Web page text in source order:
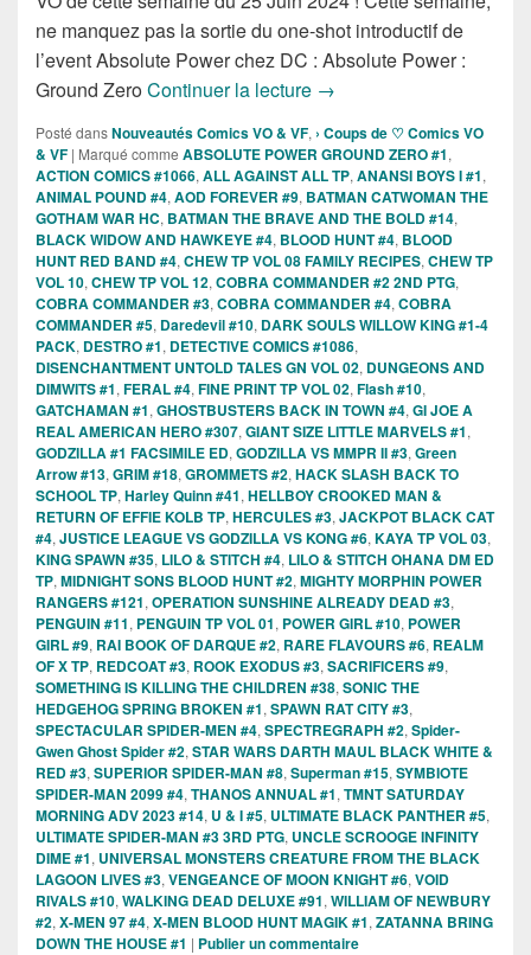
ne manquez pas la sortie du one-shot introductif de
l’event Absolute Power chez DC : Absolute Power :
Ground ZeroContinuer la lecture Sorties des Comics VO
→
Posté dansNouveautés Comics VO & VF, › Coups de ♡ Comics VO
& VF | Marqué comme ABSOLUTE POWER GROUND ZERO #1,
ACTION COMICS #1066, ALL AGAINST ALL TP, ANANSI BOYS I #1,
ANIMAL POUND #4, AOD FOREVER #9, BATMAN CATWOMAN THE
GOTHAM WAR HC, BATMAN THE BRAVE AND THE BOLD #14,
BLACK WIDOW AND HAWKEYE #4, BLOOD HUNT #4, BLOOD
HUNT RED BAND #4, CHEW TP VOL 08 FAMILY RECIPES, CHEW TP
VOL 10, CHEW TP VOL 12, COBRA COMMANDER #2 2ND PTG,
COBRA COMMANDER #3, COBRA COMMANDER #4, COBRA
COMMANDER #5, Daredevil #10, DARK SOULS WILLOW KING #1-4
PACK, DESTRO #1, DETECTIVE COMICS #1086,
DISENCHANTMENT UNTOLD TALES GN VOL 02, DUNGEONS AND
DIMWITS #1, FERAL #4, FINE PRINT TP VOL 02, Flash #10,
GATCHAMAN #1, GHOSTBUSTERS BACK IN TOWN #4, GI JOE A
REAL AMERICAN HERO #307, GIANT SIZE LITTLE MARVELS #1,
GODZILLA #1 FACSIMILE ED, GODZILLA VS MMPR II #3, Green
Arrow #13, GRIM #18, GROMMETS #2, HACK SLASH BACK TO
SCHOOL TP, Harley Quinn #41, HELLBOY CROOKED MAN &
RETURN OF EFFIE KOLB TP, HERCULES #3, JACKPOT BLACK CAT
#4, JUSTICE LEAGUE VS GODZILLA VS KONG #6, KAYA TP VOL 03,
KING SPAWN #35, LILO & STITCH #4, LILO & STITCH OHANA DM ED
TP, MIDNIGHT SONS BLOOD HUNT #2, MIGHTY MORPHIN POWER
RANGERS #121, OPERATION SUNSHINE ALREADY DEAD #3,
PENGUIN #11, PENGUIN TP VOL 01, POWER GIRL #10, POWER
GIRL #9, RAI BOOK OF DARQUE #2, RARE FLAVOURS #6, REALM
OF X TP, REDCOAT #3, ROOK EXODUS #3, SACRIFICERS #9,
SOMETHING IS KILLING THE CHILDREN #38, SONIC THE
HEDGEHOG SPRING BROKEN #1, SPAWN RAT CITY #3,
SPECTACULAR SPIDER-MEN #4, SPECTREGRAPH #2, Spider-
Gwen Ghost Spider #2, STAR WARS DARTH MAUL BLACK WHITE &
RED #3, SUPERIOR SPIDER-MAN #8, Superman #15, SYMBIOTE
SPIDER-MAN 2099 #4, THANOS ANNUAL #1, TMNT SATURDAY
MORNING ADV 2023 #14, U & I #5, ULTIMATE BLACK PANTHER #5,
ULTIMATE SPIDER-MAN #3 3RD PTG, UNCLE SCROOGE INFINITY
DIME #1, UNIVERSAL MONSTERS CREATURE FROM THE BLACK
LAGOON LIVES #3, VENGEANCE OF MOON KNIGHT #6, VOID
RIVALS #10, WALKING DEAD DELUXE #91, WILLIAM OF NEWBURY
#2, X-MEN 97 #4, X-MEN BLOOD HUNT MAGIK #1, ZATANNA BRING
DOWN THE HOUSE #1 | Publier un commentaire